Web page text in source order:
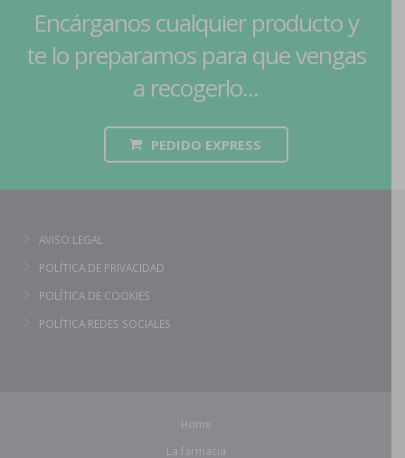
Encárganos cualquier producto y
te lo preparamos para que vengas
a recogerlo...
PEDIDO EXPRESS
AVISO LEGAL
POLÍTICA DE PRIVACIDAD
POLÍTICA DE COOKIES
POLÍTICA REDES SOCIALES
Home
La farmacia